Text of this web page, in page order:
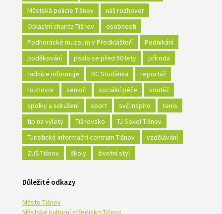
Městská policie Tišnov
náš rozhovor
Oblastní charita Tišnov
osobnosti
Podhorácké muzeum v Předklášteří
Podnikání
poděkování
psalo se před 50 lety
příroda
radnice informuje
RC Studánka
reportáž
rozhovor
senioři sociální péče
soutěž
spolky a sdružení
sport svč inspiro
tenis
tip na výlety
Tišnovsko
TJ Sokol Tišnov
Turistické informační centrum Tišnov
vzdělávání
ZUŠ Tišnov
školy životní styl
Důležité odkazy
Město Tišnov
Městské kulturní středisko Tišnov